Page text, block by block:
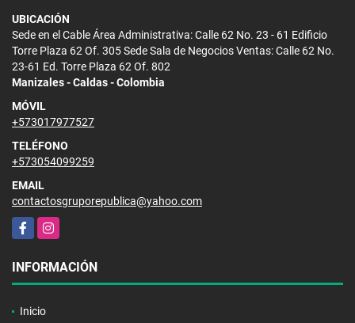
UBICACIÓN
Sede en el Cable Área Administrativa: Calle 62 No. 23 - 61 Edificio
Torre Plaza 62 Of. 305 Sede Sala de Negocios Ventas: Calle 62 No.
23-61 Ed. Torre Plaza 62 Of. 802
Manizales - Caldas - Colombia
MÓVIL
+573017977527
TELÉFONO
+573054099259
EMAIL
contactosgruporepublica@yahoo.com
FacebookInstagram
INFORMACIÓN
Inicio